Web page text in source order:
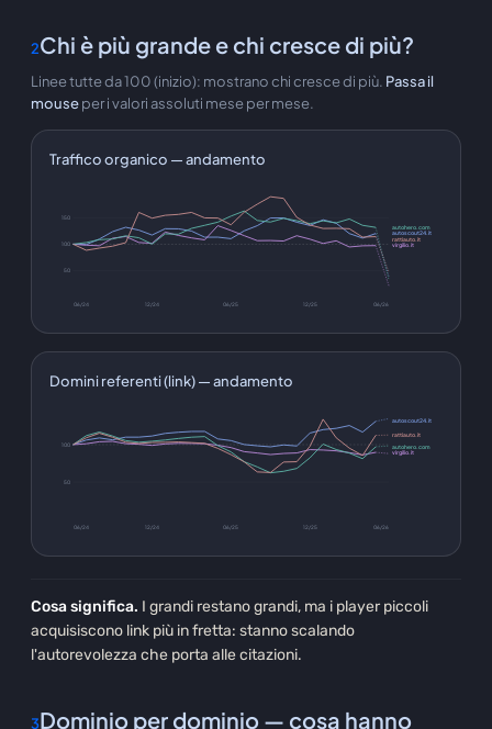
2Chi è più grande e chi cresce di più?
Linee tutte da 100 (inizio): mostrano chi cresce di più. Passa il
mouseper i valori assoluti mese per mese.
Traffico organico — andamento
50
100
150
autohero.com
autoscout24.it
rattiauto.it
virgilio.it
06/24 12/24 06/25 12/25 06/26
Domini referenti (link) — andamento
50
100
autoscout24.it
rattiauto.it
autohero.com
virgilio.it
06/24 12/24 06/25 12/25 06/26
Cosa significa. I grandi restano grandi, ma i player piccoli
acquisiscono link più in fretta: stanno scalando
l'autorevolezza che porta alle citazioni.
3Dominio per dominio — cosa hanno